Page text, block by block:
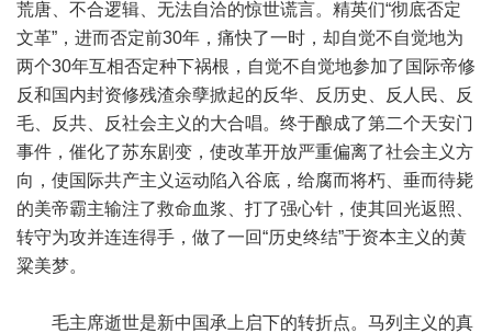
荒唐、不合逻辑、无法自洽的惊世谎言。精英们“彻底否定
文革”，进而否定前30年，痛快了一时，却自觉不自觉地为
两个30年互相否定种下祸根，自觉不自觉地参加了国际帝修
反和国内封资修残渣余孽掀起的反华、反历史、反人民、反
毛、反共、反社会主义的大合唱。终于酿成了第二个天安门
事件，催化了苏东剧变，使改革开放严重偏离了社会主义方
向，使国际共产主义运动陷入谷底，给腐而将朽、垂而待毙
的美帝霸主输注了救命血浆、打了强心针，使其回光返照、
转守为攻并连连得手，做了一回“历史终结”于资本主义的黄
粱美梦。
毛主席逝世是新中国承上启下的转折点。马列主义的真